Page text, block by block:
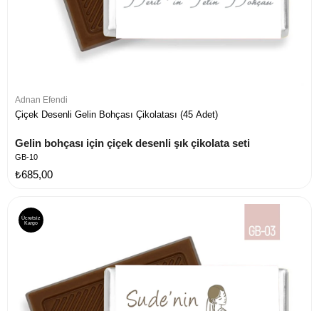
Adnan Efendi
Çiçek Desenli Gelin Bohçası Çikolatası (45 Adet)
Gelin bohçası için çiçek desenli şık çikolata seti
GB-10
₺685,00
Ücretsiz
Kargo